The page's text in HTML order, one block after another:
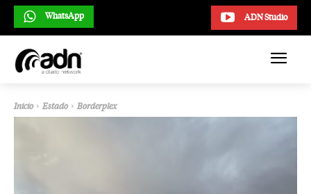
ADN Studio
WhatsApp
Inicio Estado Borderplex